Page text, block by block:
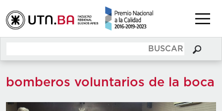
bomberos voluntarios de la boca